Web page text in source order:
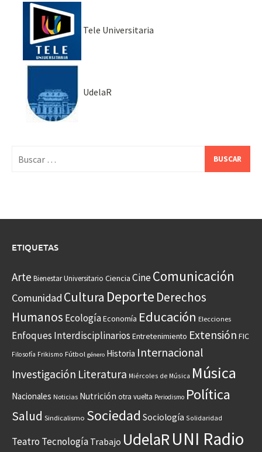
Tele Universitaria
UdelaR
ETIQUETAS
Arte Bienestar Universitario Ciencia CineComunicación
Comunidad Cultura Deporte Derechos
Humanos EcologíaEconomía Educación Elecciones
Enfoques Interdisciplinarios Entretenimiento Extensión FIC
Filosofía Frikismo Fútbol género Historia Internacional
Investigación Literatura Miércoles de Música Música
Nacionales Noticias Nutrición otra vuelta Periodismo Política
Salud Sindicalismo Sociedad Sociología Solidaridad
Teatro Tecnología Trabajo UdelaRUNI Radio